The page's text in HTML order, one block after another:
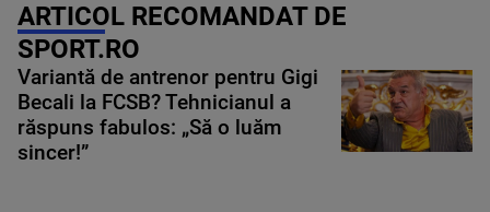
ARTICOL RECOMANDAT DE
SPORT.RO
Variantă de antrenor pentru Gigi
Becali la FCSB? Tehnicianul a
răspuns fabulos: „Să o luăm
sincer!”